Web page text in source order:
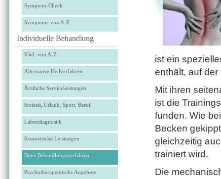
Symptom-Check
Symptome von A-Z
Individuelle Behandlung
IGeL von A-Z
Alternative Heilverfahren
Ärztliche Serviceleistungen
Freizeit, Urlaub, Sport, Beruf
Labordiagnostik
Kosmetische Leistungen
Neue Behandlungsverfahren
Psychotherapeutische Angebote
ist ein
enthält, auf
Mit ihren
ist die
funden. Wie
Becken
gleichzeitig
trainiert wird.
Die